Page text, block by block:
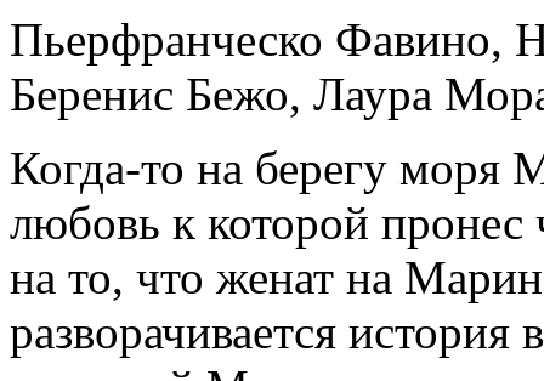
Пьерфранческо Фавино,
Беренис Бежо, Лаура
Когда-то на берегу моря
любовь к которой
на то, что женат на
разворачивается